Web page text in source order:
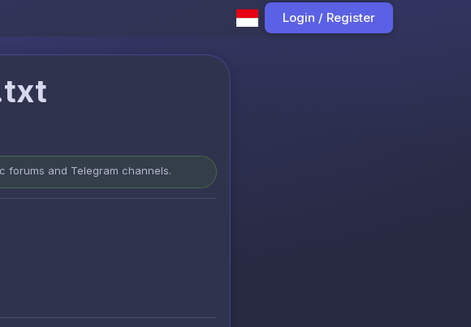
Login / Register
forums and Telegram channels.